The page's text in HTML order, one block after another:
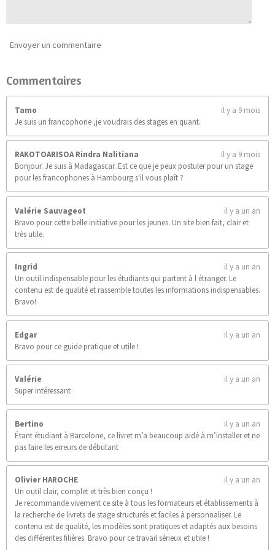
9
l
Envoyer un commentaire
Commentaires
Tamo
il y a 9 mois
Je suis un francophone ,je voudrais des stages en quant.
RAKOTOARISOA Rindra Nalitiana
il y a 9 mois
Bonjour. Je suis à Madagascar. Est ce que je peux postuler pour un stage
pour les francophones à Hambourg s'il vous plaît ?
Valérie Sauvageot
il y a un an
Bravo pour cette belle initiative pour les jeunes. Un site bien fait, clair et
très utile.
Ingrid
il y a un an
Un outil indispensable pour les étudiants qui partent à l étranger. Le
contenu est de qualité et rassemble toutes les informations indispensables.
Bravo!
Edgar
il y a un an
Bravo pour ce guide pratique et utile !
Valérie
il y a un an
Super intéressant
Bertino
il y a un an
Étant étudiant à Barcelone, ce livret m’a beaucoup aidé à m’installer et ne
pas faire les erreurs de débutant
Olivier HAROCHE
il y a un an
Un outil clair, complet et très bien conçu !
Je recommande vivement ce site à tous les formateurs et établissements à
la recherche de livrets de stage structurés et faciles à personnaliser. Le
contenu est de qualité, les modèles sont pratiques et adaptés aux besoins
des différentes filières. Bravo pour ce travail sérieux et utile !